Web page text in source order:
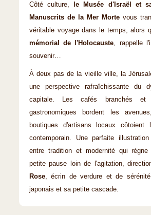
Côté culture,
le Musée d'Israël et
Manuscrits de la Mer Morte vous
véritable voyage dans le temps, alors
mémorial de l'Holocauste , rappelle
souvenir…
À deux pas de la vieille ville, la
une perspective rafraîchissante du
capitale. Les cafés branchés et
gastronomiques bordent les
boutiques d'artisans locaux côtoient
contemporain. Une parfaite
entre tradition et modernité qui
petite pause loin de l'agitation,
Rose , écrin de verdure et de
japonais et sa petite cascade.